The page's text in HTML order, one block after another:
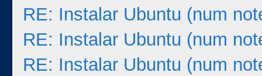
RE: Instalar Ubuntu (num
RE: Instalar Ubuntu (num
RE: Instalar Ubuntu (num